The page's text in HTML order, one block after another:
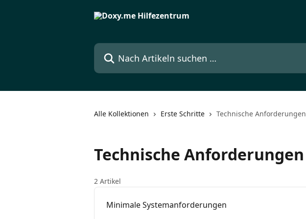
Nach Artikeln suchen …
Alle Kollektionen Erste Schritte Technische Anforderungen
Technische Anforderungen
2 Artikel
Minimale Systemanforderungen